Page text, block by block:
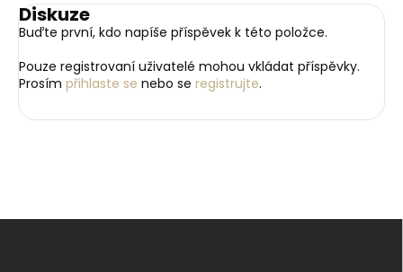
Diskuze
Buďte první, kdo napíše příspěvek k této položce.
Pouze registrovaní uživatelé mohou vkládat příspěvky.
Prosím přihlaste se nebo se registrujte.